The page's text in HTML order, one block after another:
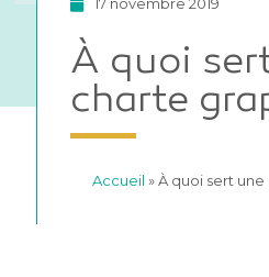
17 novembre 2019
À quoi
charte
Accueil »À quoi sert